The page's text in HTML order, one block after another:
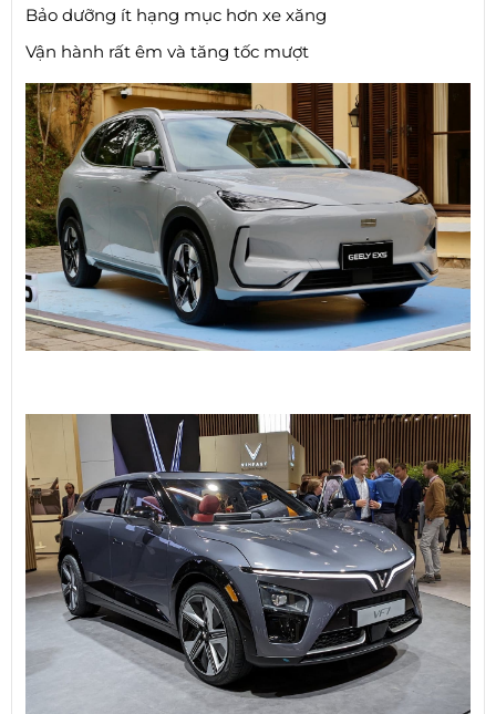
Bảo dưỡng ít hạng mục hơn xe xăng
Vận hành rất êm và tăng tốc mượt